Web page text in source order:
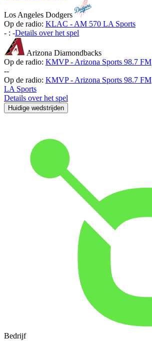
Los Angeles Dodgers
Op de radio: KLAC - AM 570 LA Sports
- : -Details over het spel
Arizona Diamondbacks
Op de radio: KMVP - Arizona Sports 98.7 FM
--
Op de radio: KMVP - Arizona Sports 98.7 FM
LA Sports
Details over het spel
Huidige wedstrijden
Bedrijf